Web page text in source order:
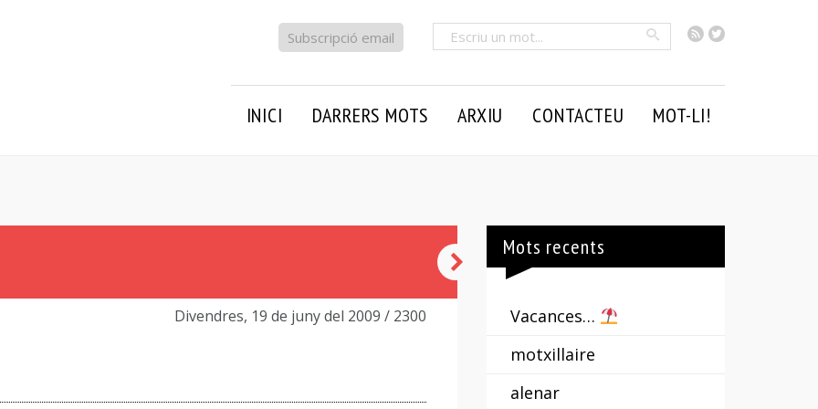
RSSTwitter
Cercar
Subscripció email
INICI DARRERS MOTS ARXIU CONTACTEU MOT-LI!
Divendres, 19 de juny del 2009 / 2300
castanya
Mots recents
Vacances…
motxillaire
alenar